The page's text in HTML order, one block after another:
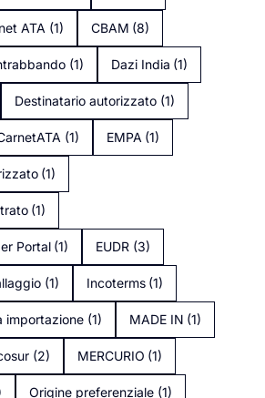
ATA (1) CBAM (8)
(1) Dazi India (1)
Destinatario autorizzato (1)
(1) EMPA (1)
(1)
(1)
Portal (1) EUDR (3)
(1) Incoterms (1)
importazione (1) MADE IN (1)
(2) MERCURIO (1)
Origine preferenziale (1)